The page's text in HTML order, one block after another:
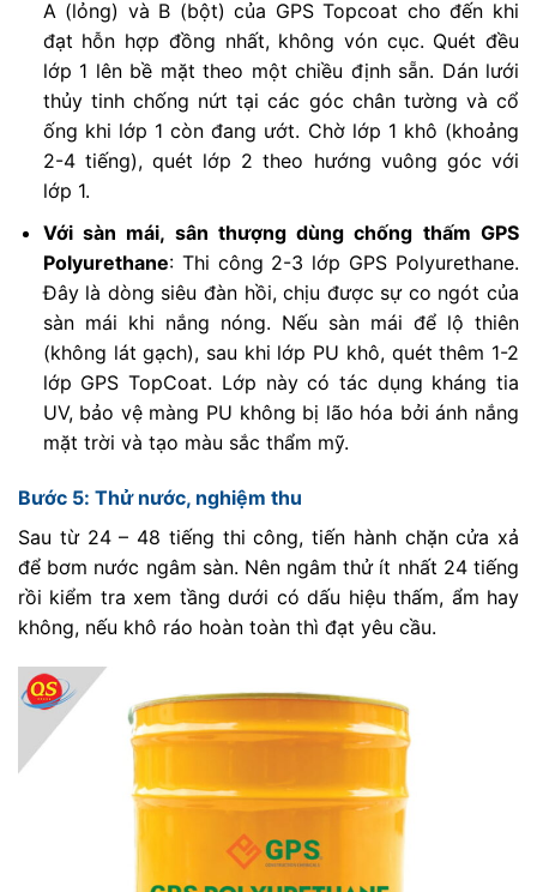
A (lỏng) và B (bột) của GPS Topcoat cho đến khi
đạt hỗn hợp đồng nhất, không vón cục. Quét đều
lớp 1 lên bề mặt theo một chiều định sẵn. Dán lưới
thủy tinh chống nứt tại các góc chân tường và cổ
ống khi lớp 1 còn đang ướt. Chờ lớp 1 khô (khoảng
2-4 tiếng), quét lớp 2 theo hướng vuông góc với
lớp 1.
Với sàn mái, sân thượng dùng chống thấm GPS
Polyurethane: Thi công 2-3 lớp GPS Polyurethane.
Đây là dòng siêu đàn hồi, chịu được sự co ngót của
sàn mái khi nắng nóng. Nếu sàn mái để lộ thiên
(không lát gạch), sau khi lớp PU khô, quét thêm 1-2
lớp GPS TopCoat. Lớp này có tác dụng kháng tia
UV, bảo vệ màng PU không bị lão hóa bởi ánh nắng
mặt trời và tạo màu sắc thẩm mỹ.
Bước 5: Thử nước, nghiệm thu
Sau từ 24 – 48 tiếng thi công, tiến hành chặn cửa xả
để bơm nước ngâm sàn. Nên ngâm thử ít nhất 24 tiếng
rồi kiểm tra xem tầng dưới có dấu hiệu thấm, ẩm hay
không, nếu khô ráo hoàn toàn thì đạt yêu cầu.